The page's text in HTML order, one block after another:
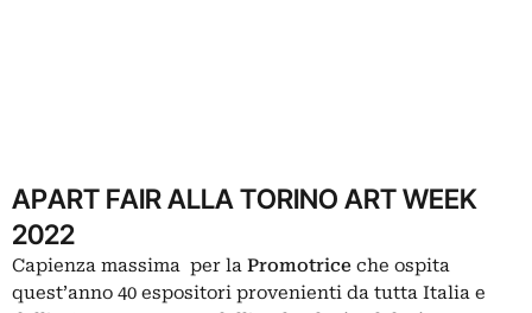
APART FAIR ALLA TORINO ART WEEK
2022
Capienza massima per la Promotrice che ospita
quest’anno 40 espositori provenienti da tutta Italia e